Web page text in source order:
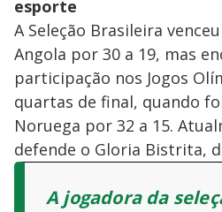
esporte
A Seleção Brasileira
Angola por 30 a 19, mas
participação nos Jogos
quartas de final, quando
Noruega por 32 a 15.
defende o Gloria Bistrita,
A jogadora da